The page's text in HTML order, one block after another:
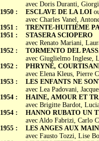
1950 :
1951 :
1951 :
1952 :
1952 :
1953 :
1954 :
1954 :
1955 :
avec Doris Duranti,
ESCLAVE DE LA LOI
avec Charles Vanel,
TRENTE-HUITIÈME
STASERA SCIOPERO
avec Renato Mariani,
TORMENTO DEL
avec Giuglielmo Inglese,
PHRYNÉ,
avec Elena Kleus, Pierre
LES ENFANTS NE
avec Lea Padovani,
HAINE, AMOUR ET
avec Brigitte Bardot,
HANNO RUBATO UN
avec Aldo Fabrizi, Carlo
LES ANGES AUX
avec Fausto Tozzi, Lise